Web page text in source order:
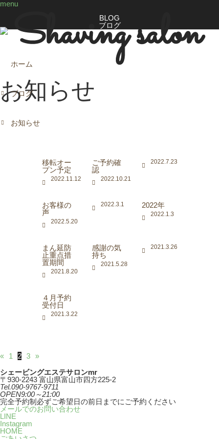
menu
BLOG
ブログ
ホーム
ブログ
お知らせ
お知らせ
移転オー
プン予定
2022.11.12
ご予約確
認
2022.10.21
2022.7.23
お客様の
声
2022.5.20
2022.3.1 2022年
2022.1.3
まん延防
止重点措
置期間
2021.8.20
感謝の気
持ち
2021.5.28
2021.3.26
４月予約
受付日
2021.3.22
« 1 2 3 »
シェービングエステサロンmr
〒930-2243 富山県富山市四方225-2
Tel.090-9767-9711
OPEN9:00～21:00
完全予約制 必ずご希望日の前日までにご予約ください
メールでのお問い合わせ
LINE
Instagram
HOME